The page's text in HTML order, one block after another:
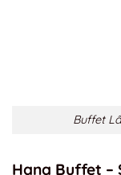
Buffet
Hana Buffet –